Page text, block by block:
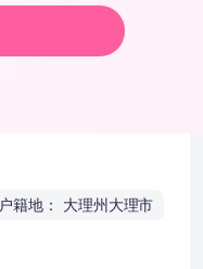
工作 单身
户籍地： 大理州大理市